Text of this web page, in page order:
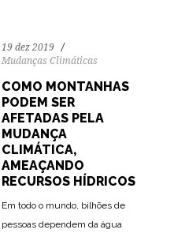
19 dez 2019
Mudanças Climáticas
COMO MONTANHAS
PODEM SER
AFETADAS PELA
MUDANÇA
CLIMÁTICA,
AMEAÇANDO
RECURSOS HÍDRICOS
Em todo o mundo, bilhões de
pessoas dependem da água